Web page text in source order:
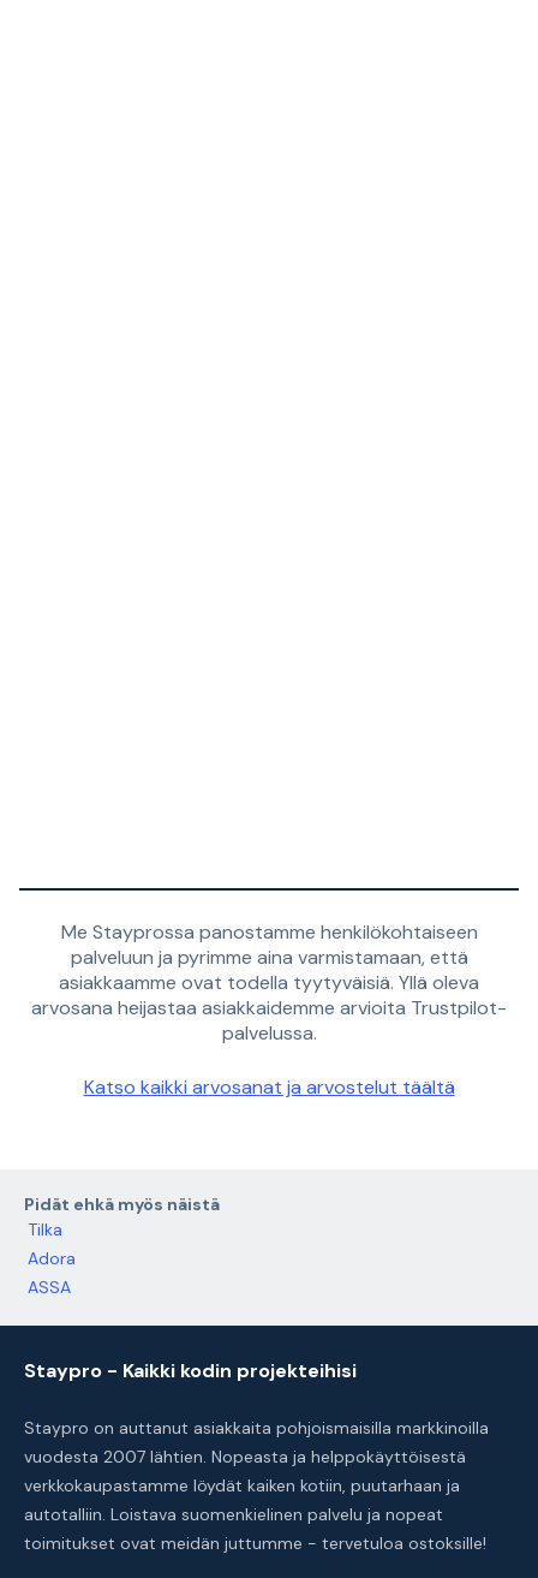
Me Stayprossa panostamme henkilökohtaiseen
palveluun ja pyrimme aina varmistamaan, että
asiakkaamme ovat todella tyytyväisiä. Yllä oleva
arvosana heijastaa asiakkaidemme arvioita Trustpilot-
palvelussa.
Katso kaikki arvosanat ja arvostelut täältä
Pidät ehkä myös näistä
Tilka
Adora
ASSA
Staypro - Kaikki kodin projekteihisi
Staypro on auttanut asiakkaita pohjoismaisilla markkinoilla
vuodesta 2007 lähtien. Nopeasta ja helppokäyttöisestä
verkkokaupastamme löydät kaiken kotiin, puutarhaan ja
autotalliin. Loistava suomenkielinen palvelu ja nopeat
toimitukset ovat meidän juttumme - tervetuloa ostoksille!